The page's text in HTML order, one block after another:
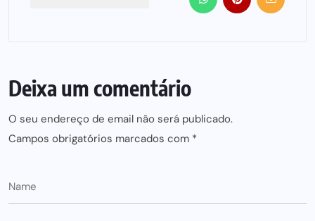
Deixa um comentário
O seu endereço de email não será publicado.
Campos obrigatórios marcados com *